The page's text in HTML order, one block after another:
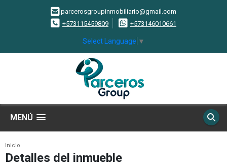
parcerosgroupinmobiliario@gmail.com
+573115459809
+573146010661
Select Language ▼
MENÚ
Inicio
Detalles del inmueble